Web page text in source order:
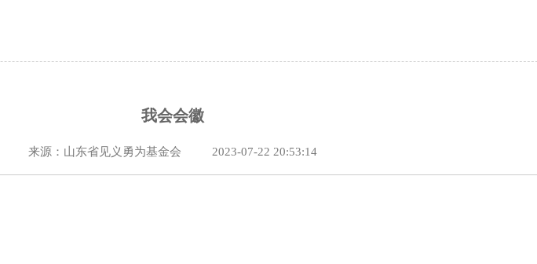
我会会徽
来源：山东省见义勇为基金会 2023-07-22 20:53:14